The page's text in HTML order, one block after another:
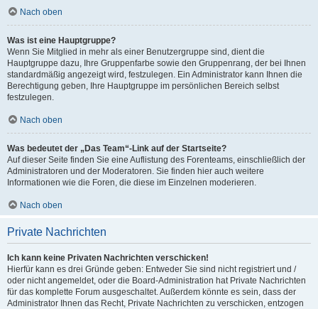
Nach oben
Was ist eine Hauptgruppe?
Wenn Sie Mitglied in mehr als einer Benutzergruppe sind, dient die
Hauptgruppe dazu, Ihre Gruppenfarbe sowie den Gruppenrang, der bei Ihnen
standardmäßig angezeigt wird, festzulegen. Ein Administrator kann Ihnen die
Berechtigung geben, Ihre Hauptgruppe im persönlichen Bereich selbst
festzulegen.
Nach oben
Was bedeutet der „Das Team“-Link auf der Startseite?
Auf dieser Seite finden Sie eine Auflistung des Forenteams, einschließlich der
Administratoren und der Moderatoren. Sie finden hier auch weitere
Informationen wie die Foren, die diese im Einzelnen moderieren.
Nach oben
Private Nachrichten
Ich kann keine Privaten Nachrichten verschicken!
Hierfür kann es drei Gründe geben: Entweder Sie sind nicht registriert und /
oder nicht angemeldet, oder die Board-Administration hat Private Nachrichten
für das komplette Forum ausgeschaltet. Außerdem könnte es sein, dass der
Administrator Ihnen das Recht, Private Nachrichten zu verschicken, entzogen